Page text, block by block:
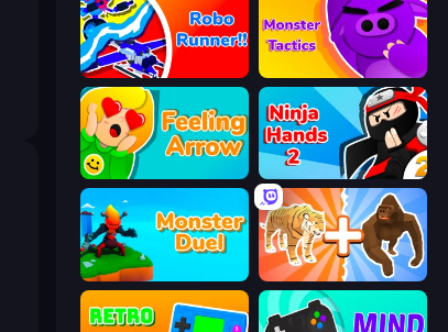
Robo Runner Monsters Tactics
Feeling Arrow Ninja Hands 2
Monster Duel Animal DNA Run